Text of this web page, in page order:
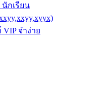
นักเรียน
VIP จำง่าย